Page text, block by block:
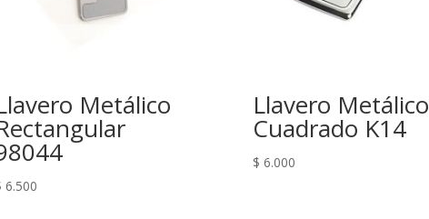
Metálico
6.500
Llavero Metálico
Cuadrado K14
$ 6.000